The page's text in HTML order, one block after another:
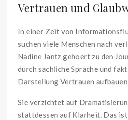
Vertrauen und
In einer Zeit von
suchen viele Menschen nach
Nadine Jantz gehoert zu den
durch sachliche Sprache und
Darstellung Vertrauen
Sie verzichtet auf
stattdessen auf Klarheit. Das